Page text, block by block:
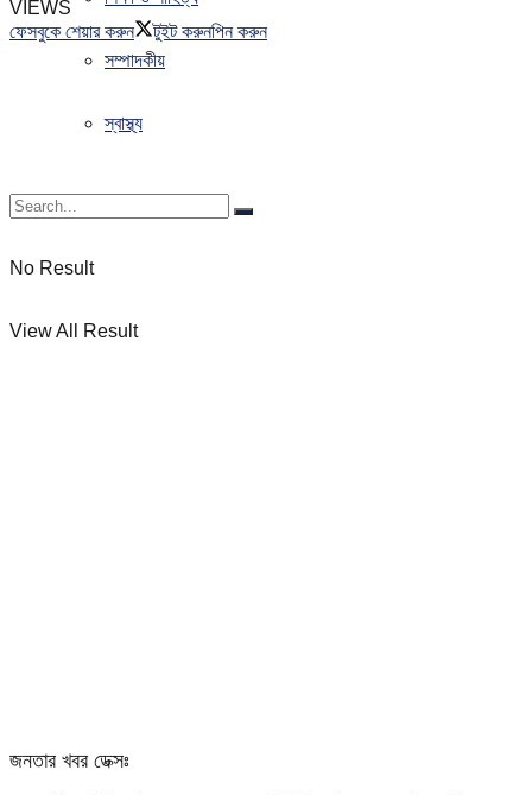
সম্পাদকীয়
স্বাস্থ্য
No Result
View All Result
VIEWS
ফেসবুকে শেয়ার করুন
টুইট করুনপিন করুন
জনতার খবর ডেক্সঃ